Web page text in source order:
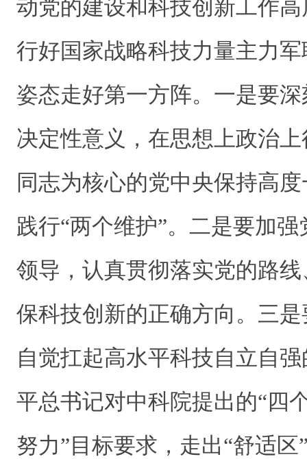
动党的建设和科技创新工作
行好国家战略科技力量主力
姿态走好第一方阵。一是要
决定性意义，在思想上政治
同志为核心的党中央保持高
践行“两个维护”。二是要加
领导，认真贯彻落实党的路
保科技创新的正确方向。三
自觉扛起高水平科技自立自
平总书记对中科院提出的“四
努力”目标要求，走出“舒适区